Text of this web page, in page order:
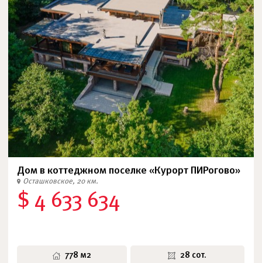
Дом в коттеджном поселке «Курорт ПИРогово»
Осташковское, 20 км.
$ 4 633 634
778 м2 28 сот.